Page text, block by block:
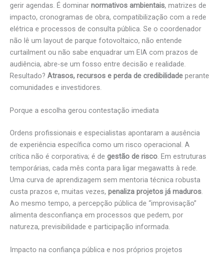
gerir agendas. É dominar normativos ambientais, matrizes de
impacto, cronogramas de obra, compatibilização com a rede
elétrica e processos de consulta pública. Se o coordenador
não lê um layout de parque fotovoltaico, não entende
curtailment ou não sabe enquadrar um EIA com prazos de
audiência, abre-se um fosso entre decisão e realidade.
Resultado? Atrasos, recursos e perda de credibilidade perante
comunidades e investidores.
Porque a escolha gerou contestação imediata
Ordens profissionais e especialistas apontaram a ausência
de experiência específica como um risco operacional. A
crítica não é corporativa; é de gestão de risco. Em estruturas
temporárias, cada mês conta para ligar megawatts à rede.
Uma curva de aprendizagem sem mentoria técnica robusta
custa prazos e, muitas vezes, penaliza projetos já maduros.
Ao mesmo tempo, a percepção pública de “improvisação”
alimenta desconfiança em processos que pedem, por
natureza, previsibilidade e participação informada.
Impacto na confiança pública e nos próprios projetos